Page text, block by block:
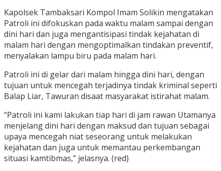
Kapolsek Tambaksari Kompol Imam Solikin mengatakan
Patroli ini difokuskan pada waktu malam sampai dengan
dini hari dan juga mengantisipasi tindak kejahatan di
malam hari dengan mengoptimalkan tindakan preventif,
menyalakan lampu biru pada malam hari.
Patroli ini di gelar dari malam hingga dini hari, dengan
tujuan untuk mencegah terjadinya tindak kriminal seperti
Balap Liar, Tawuran disaat masyarakat istirahat malam.
“Patroli ini kami lakukan tiap hari di jam rawan Utamanya
menjelang dini hari dengan maksud dan tujuan sebagai
upaya mencegah niat seseorang untuk melakukan
kejahatan dan juga untuk memantau perkembangan
situasi kamtibmas,” jelasnya. (red)